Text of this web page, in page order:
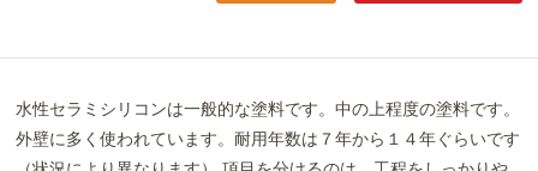
水性セラミシリコンは一般的な塗料です。中の上程度の塗料です。
外壁に多く使われています。耐用年数は７年から１４年ぐらいです